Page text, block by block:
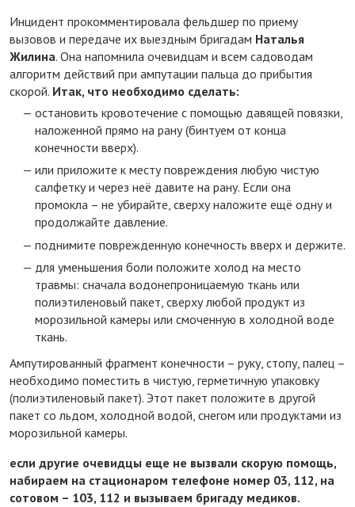
Инцидент прокомментировала фельдшер по приему
вызовов и передаче их выездным бригадам Наталья
Жилина. Она напомнила очевидцам и всем садоводам
алгоритм действий при ампутации пальца до прибытия
скорой. Итак, что необходимо сделать:
остановить кровотечение с помощью давящей повязки,
наложенной прямо на рану (бинтуем от конца
конечности вверх).
или приложите к месту повреждения любую чистую
салфетку и через неё давите на рану. Если она
промокла – не убирайте, сверху наложите ещё одну и
продолжайте давление.
поднимите поврежденную конечность вверх и держите.
для уменьшения боли положите холод на место
травмы: сначала водонепроницаемую ткань или
полиэтиленовый пакет, сверху любой продукт из
морозильной камеры или смоченную в холодной воде
ткань.
Ампутированный фрагмент конечности – руку, стопу, палец –
необходимо поместить в чистую, герметичную упаковку
(полиэтиленовый пакет). Этот пакет положите в другой
пакет со льдом, холодной водой, снегом или продуктами из
морозильной камеры.
если другие очевидцы еще не вызвали скорую помощь,
набираем на стационаром телефоне номер 03, 112, на
сотовом – 103, 112 и вызываем бригаду медиков.